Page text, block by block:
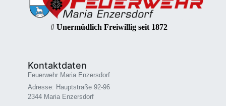
# Unermüdlich Freiwillig seit 1872
Kontaktdaten
Feuerwehr Maria Enzersdorf
Adresse: Hauptstraße 92-96
2344 Maria Enzersdorf